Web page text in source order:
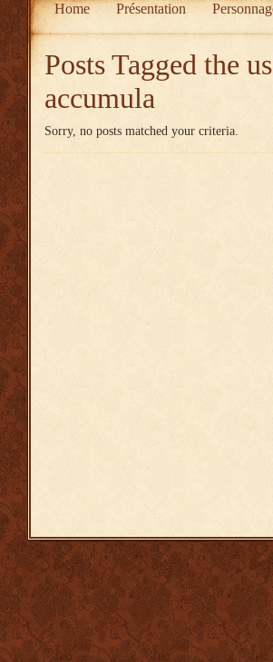
Home Présentation
Posts Tagged the
accumula
Sorry, no posts matched your criteria.